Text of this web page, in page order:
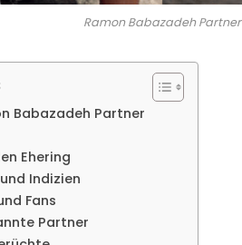
Ramon Babazadeh Partner
Babazadeh Partner
Ehering
Indizien
Fans
Partner